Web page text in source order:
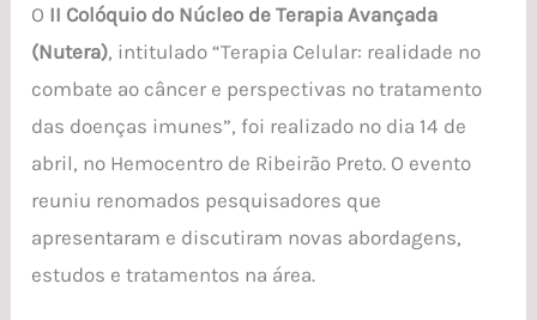
O II Colóquio do Núcleo de Terapia Avançada
(Nutera), intitulado “Terapia Celular: realidade no
combate ao câncer e perspectivas no tratamento
das doenças imunes”, foi realizado no dia 14 de
abril, no Hemocentro de Ribeirão Preto. O evento
reuniu renomados pesquisadores que
apresentaram e discutiram novas abordagens,
estudos e tratamentos na área.